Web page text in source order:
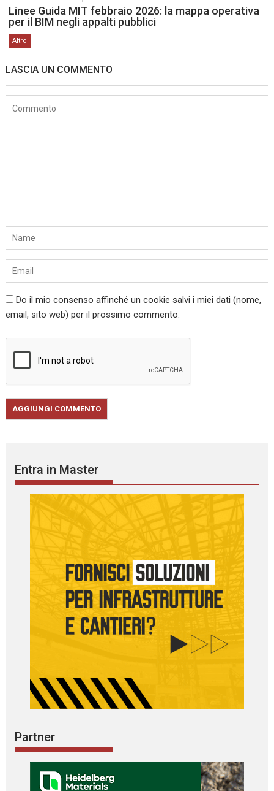
Linee Guida MIT febbraio 2026: la mappa operativa
per il BIM negli appalti pubblici
Altro
LASCIA UN COMMENTO
Do il mio consenso affinché un cookie salvi i miei dati (nome,
email, sito web) per il prossimo commento.
Entra in Master
Partner